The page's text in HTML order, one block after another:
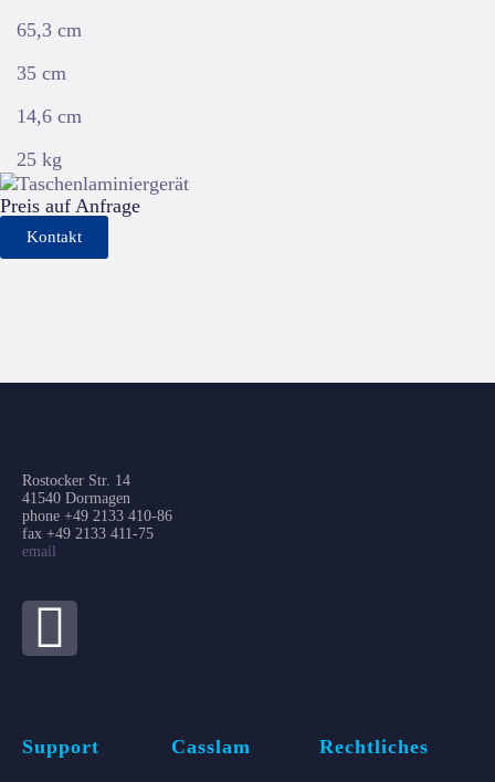
65,3 cm
35 cm
14,6 cm
25 kg
Preis auf Anfrage
Kontakt
Rostocker Str. 14
41540 Dormagen
phone +49 2133 410-86
fax +49 2133 411-75
email
Support Casslam Rechtliches